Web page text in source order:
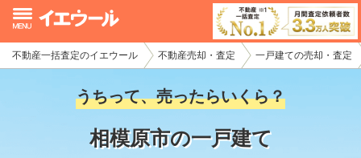
不動産一括査定のイエウール 不動産売却・査定 一戸建ての売却・査定
うちって、売ったらいくら？
相模原市の一戸建て
イエウール加盟希望の不動産会社様
初めての方へ
不動産売却の流れ